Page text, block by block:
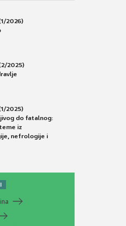
2026)
2025)
2025)
do fatalnog:
iz
nefrologije i